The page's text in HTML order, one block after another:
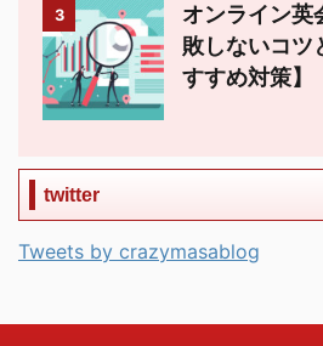
3
オンライン英
敗しないコツ
すすめ対策】
twitter
Tweets by crazymasablog